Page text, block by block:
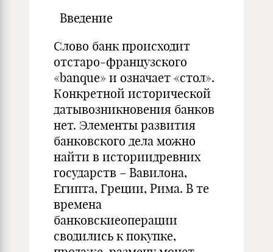
Введение
Слово банк происходит
отстаро-французского
«banque» и означает «стол».
Конкретной исторической
датывозникновения банков
нет. Элементы развития
банковского дела можно
найти в историидревних
государств – Вавилона,
Египта, Греции, Рима. В те
времена
банковскиеоперации
сводились к покупке,